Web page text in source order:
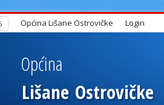
Općina Lišane Ostrovičke Login
Lišane Ostrovičke
Općina